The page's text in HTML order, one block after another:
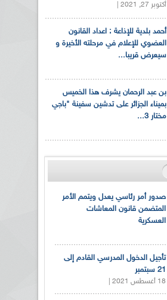
أكتوبر 27, 2021 |
أحمد بلدية للإذاعة : اعداد القانون
العضوي للإعلام في مرحلته الأخيرة و
سيعرض قريبا...
بن عبد الرحمان يشرف هذا الخميس
بميناء الجزائر على تدشين سفينة "باجي
مختار 3...
صدور أمر رئاسي يعدل ويتمم الأمر
المتضمن قانون المعاشات
العسكرية
تأجيل الدخول المدرسي القادم إلى
21 سبتمبر
18 أغسطس 2021 |